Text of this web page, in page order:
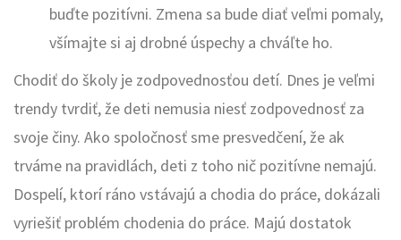
buďte pozitívni. Zmena sa bude diať veľmi pomaly,
všímajte si aj drobné úspechy a chváľte ho.
Chodiť do školy je zodpovednosťou detí. Dnes je veľmi
trendy tvrdiť, že deti nemusia niesť zodpovednosť za
svoje činy. Ako spoločnosť sme presvedčení, že ak
trváme na pravidlách, deti z toho nič pozitívne nemajú.
Dospelí, ktorí ráno vstávajú a chodia do práce, dokázali
vyriešiť problém chodenia do práce. Majú dostatok